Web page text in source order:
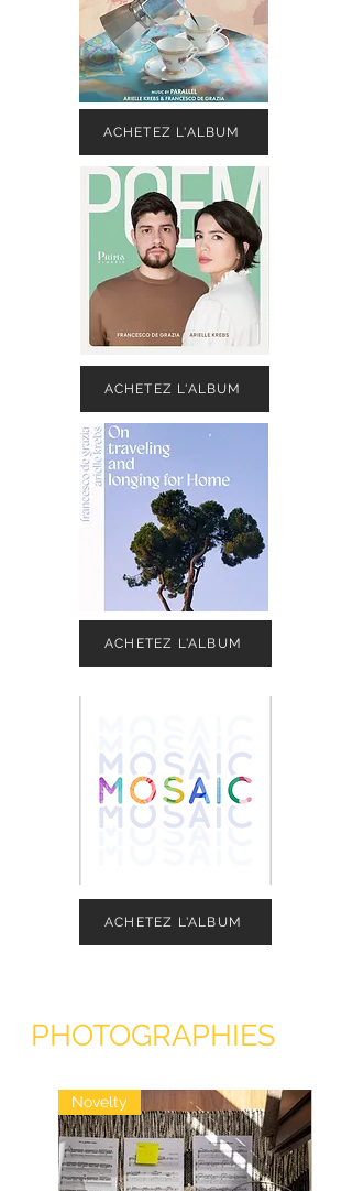
ACHETEZ L'ALBUM
ACHETEZ L'ALBUM
ACHETEZ L'ALBUM
ACHETEZ L'ALBUM
PHOTOGRAPHIES
Novelty